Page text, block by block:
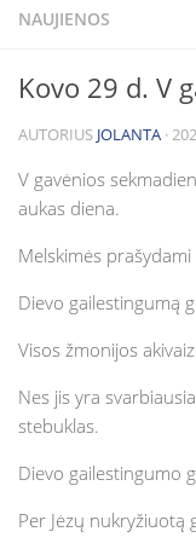
Bažnyčios statyba
Rėmėjai
Karitatyvinė veikla
Lietuvos jaunimo
Bažnyčios statyba
Šiluvos Švč. M.
Facebook
Sakramentai ir
Eucharistija
Krikštas
Laidotuvės
Ligonių patepimas
Santuoka
Sutvirtinimas
Tikėjimo ugdymas
Pasirengimo
Šeimos, jaunimas,
Vaikų „Angeliukų“
NAUJIENOS
Kovo 29 d. V
AUTORIUS JOLANTA ·
V gavėnios
aukas diena.
Melskimės
Dievo gailestingumą
Visos žmonijos
Nes jis yra
stebuklas.
Dievo gailestingumo
Per Jėzų nukryžiuotą